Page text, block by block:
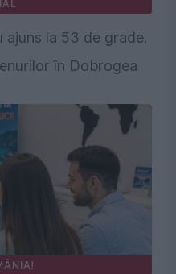
ajuns la 53 de grade.
în Dobrogea